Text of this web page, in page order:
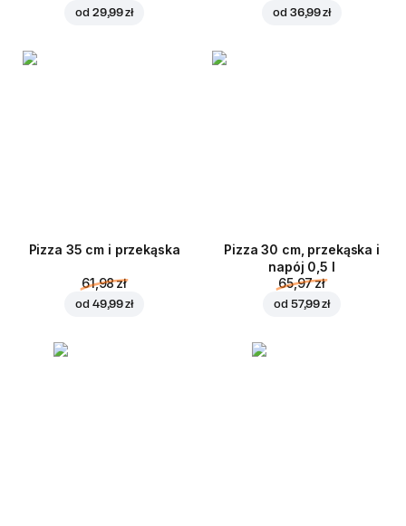
od 29,99 zł od 36,99 zł
Pizza 35 cm i przekąska
61,98 zł
od 49,99 zł
Pizza 30 cm, przekąska i
napój 0,5 l
65,97 zł
od 57,99 zł